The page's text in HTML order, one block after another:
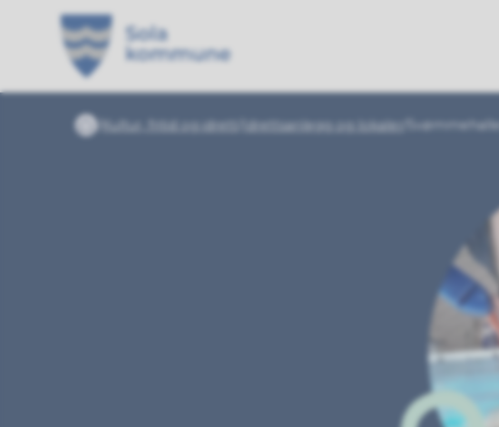
Sola kommune
Du er her:
Forside
Kultur, fritid og idrett Idrettsanlegg og lokaler Svømmehaller